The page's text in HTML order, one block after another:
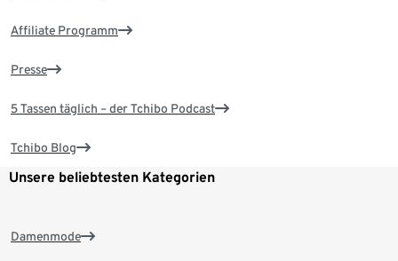
Affiliate Programm
Presse
5 Tassen täglich – der Tchibo Podcast
Tchibo Blog
Unsere beliebtesten Kategorien
Damenmode